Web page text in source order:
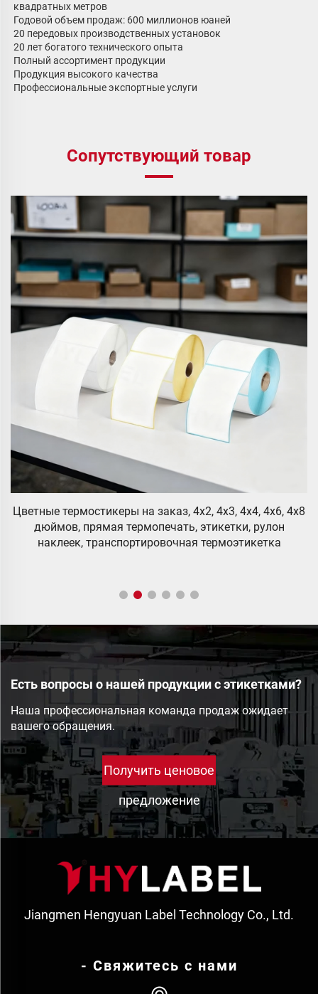
квадратных метров
Годовой объем продаж: 600 миллионов юаней
20 передовых производственных установок
20 лет богатого технического опыта
Полный ассортимент продукции
Продукция высокого качества
Профессиональные экспортные услуги
Сопутствующий товар
Цветные термостикеры на заказ, 4x2, 4x3, 4x4, 4x6, 4x8
дюймов, прямая термопечать, этикетки, рулон
наклеек, транспортировочная термоэтикетка
Есть вопросы о нашей продукции с этикетками?
Наша профессиональная команда продаж ожидает
вашего обращения.
Получить ценовое
предложение
Jiangmen Hengyuan Label Technology Co., Ltd.
- Свяжитесь с нами